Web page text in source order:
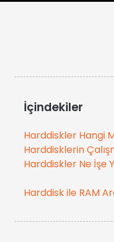
İçindekiler
Harddiskler Hangi
Harddisklerin
Harddiskler Ne İşe
Harddisk ile RAM